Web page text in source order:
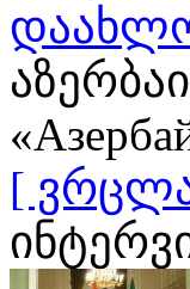
[